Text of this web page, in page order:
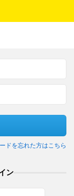
ドを忘れた方はこちら
ン